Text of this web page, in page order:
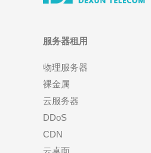
服务器租用
物理服务器
裸金属
云服务器
DDoS
CDN
云桌面